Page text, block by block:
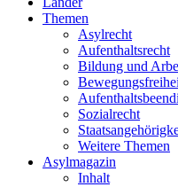
Themen
Asylrecht
Aufenthaltsrecht
Bildung und
Sozialrecht
Weitere Themen
Asylmagazin
Inhalt